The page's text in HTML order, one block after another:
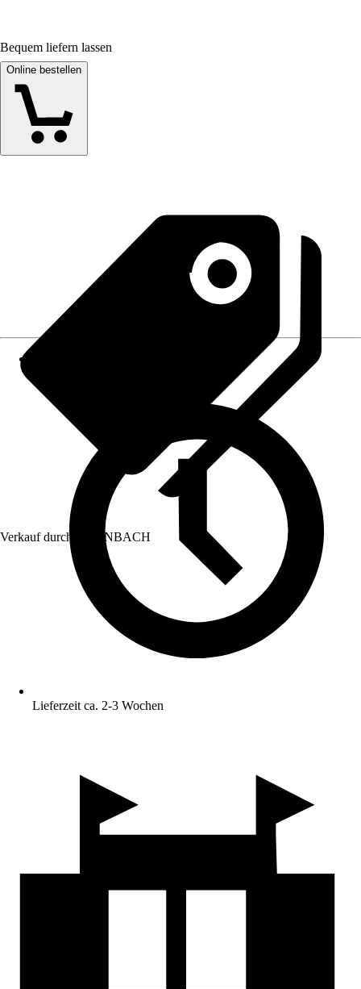
Bequem liefern lassen
Online bestellen
Verkauf durch: HORNBACH
Lieferzeit ca. 2-3 Wochen